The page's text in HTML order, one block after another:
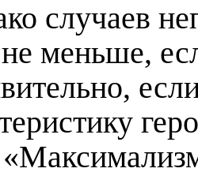
случаев
меньше,